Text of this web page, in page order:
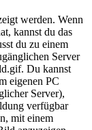
werden. Wenn
kannst du das
du zu einem
Server
Du kannst
eigenen PC
Server),
verfügbar
mit einem